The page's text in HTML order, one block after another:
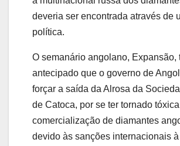
deveria ser encontrada através de
política.
O semanário angolano, Expansão,
antecipado que o governo de
forçar a saída da Alrosa da
de Catoca, por se ter tornado
comercialização de diamantes
devido às sanções internacionais